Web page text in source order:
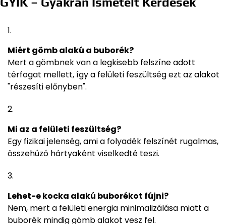
Miért gömb alakú a buborék?
Mert a gömbnek van a legkisebb felszíne adott
térfogat mellett, így a felületi feszültség ezt az alakot
"részesíti előnyben".
Mi az a felületi feszültség?
Egy fizikai jelenség, ami a folyadék felszínét rugalmas,
összehúzó hártyaként viselkedté teszi.
Lehet-e kocka alakú buborékot fújni?
Nem, mert a felületi energia minimalizálása miatt a
buborék mindig gömb alakot vesz fel.